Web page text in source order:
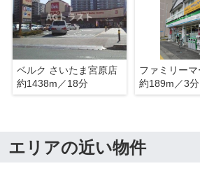
ベルク さいたま宮原店
約1438m／18分
約189m／3分
エリアの近い物件